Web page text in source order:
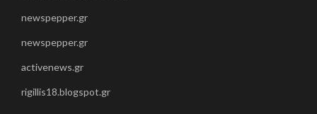
newspepper.gr
newspepper.gr
activenews.gr
rigillis18.blogspot.gr